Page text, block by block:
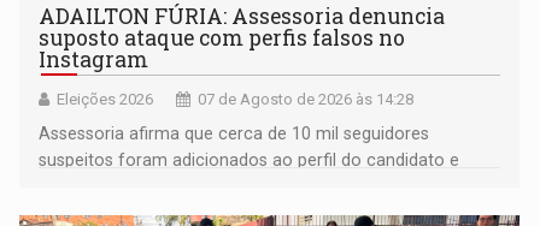
ADAILTON FÚRIA: Assessoria denuncia
suposto ataque com perfis falsos no
Instagram
Eleições 2026 07 de Agosto de 2026 às 14:28
Assessoria afirma que cerca de 10 mil seguidores
suspeitos foram adicionados ao perfil do candidato e
remover as contas